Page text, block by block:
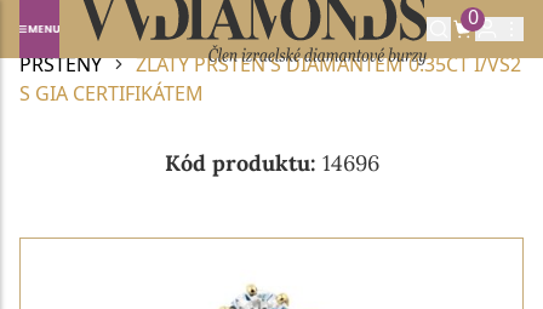
0
Domů DIAMANTOVÉ ŠPERKY
DIAMANTOVÉ
PRSTENY
ZLATÝ PRSTEN S DIAMANTEM 0.35CT I/VS2
S GIA CERTIFIKÁTEM
Kód produktu: 14696